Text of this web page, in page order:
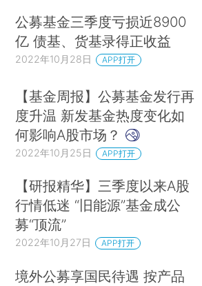
公募基金三季度亏损近8900
亿 债基、货基录得正收益
2022年10月28日 APP打开
【基金周报】公募基金发行再
度升温 新发基金热度变化如
何影响A股市场？
2022年10月25日 APP打开
【研报精华】三季度以来A股
行情低迷 “旧能源”基金成公
募“顶流”
2022年10月27日 APP打开
境外公募享国民待遇 按产品